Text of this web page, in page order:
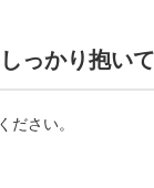
っかり抱いて
ださい。